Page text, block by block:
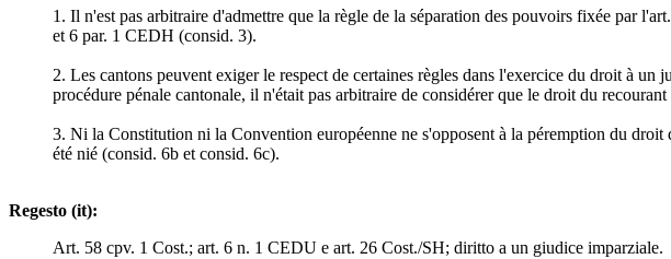
1. Il n'est pas arbitraire d'admettre que la règle de la séparation des pouvoirs fixée par
et 6 par. 1 CEDH (consid. 3).
2. Les cantons peuvent exiger le respect de certaines règles dans l'exercice du droit à
procédure pénale cantonale, il n'était pas arbitraire de considérer que le droit du
3. Ni la Constitution ni la Convention européenne ne s'opposent à la péremption du
été nié (consid. 6b et consid. 6c).
Regesto (it):
Art. 58 cpv. 1 Cost.; art. 6 n. 1 CEDU e art. 26 Cost./SH; diritto a un giudice imparziale.